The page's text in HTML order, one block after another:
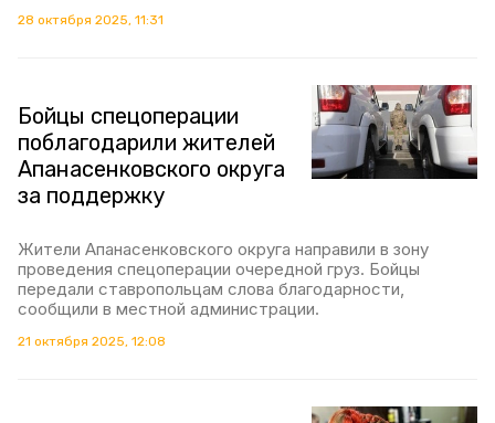
28 октября 2025, 11:31
Бойцы спецоперации
поблагодарили жителей
Апанасенковского округа
за поддержку
Жители Апанасенковского округа направили в зону
проведения спецоперации очередной груз. Бойцы
передали ставропольцам слова благодарности,
сообщили в местной администрации.
21 октября 2025, 12:08